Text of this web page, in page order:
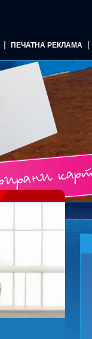
| ПЕЧАТНА РЕКЛАМА |